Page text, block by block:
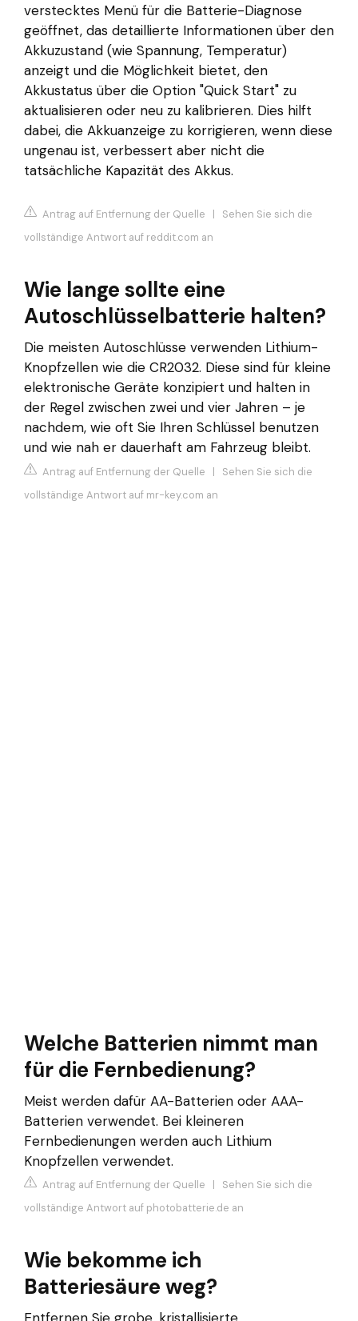
verstecktes Menü für die Batterie-Diagnose
geöffnet, das detaillierte Informationen über den
Akkuzustand (wie Spannung, Temperatur)
anzeigt und die Möglichkeit bietet, den
Akkustatus über die Option "Quick Start" zu
aktualisieren oder neu zu kalibrieren. Dies hilft
dabei, die Akkuanzeige zu korrigieren, wenn diese
ungenau ist, verbessert aber nicht die
tatsächliche Kapazität des Akkus.
Antrag auf Entfernung der Quelle | Sehen Sie sich die
vollständige Antwort auf reddit.com an
Wie lange sollte eine
Autoschlüsselbatterie halten?
Die meisten Autoschlüsse verwenden Lithium-
Knopfzellen wie die CR2032. Diese sind für kleine
elektronische Geräte konzipiert und halten in
der Regel zwischen zwei und vier Jahren – je
nachdem, wie oft Sie Ihren Schlüssel benutzen
und wie nah er dauerhaft am Fahrzeug bleibt.
Antrag auf Entfernung der Quelle | Sehen Sie sich die
vollständige Antwort auf mr-key.com an
Welche Batterien nimmt man
für die Fernbedienung?
Meist werden dafür AA-Batterien oder AAA-
Batterien verwendet. Bei kleineren
Fernbedienungen werden auch Lithium
Knopfzellen verwendet.
Antrag auf Entfernung der Quelle | Sehen Sie sich die
vollständige Antwort auf photobatterie.de an
Wie bekomme ich
Batteriesäure weg?